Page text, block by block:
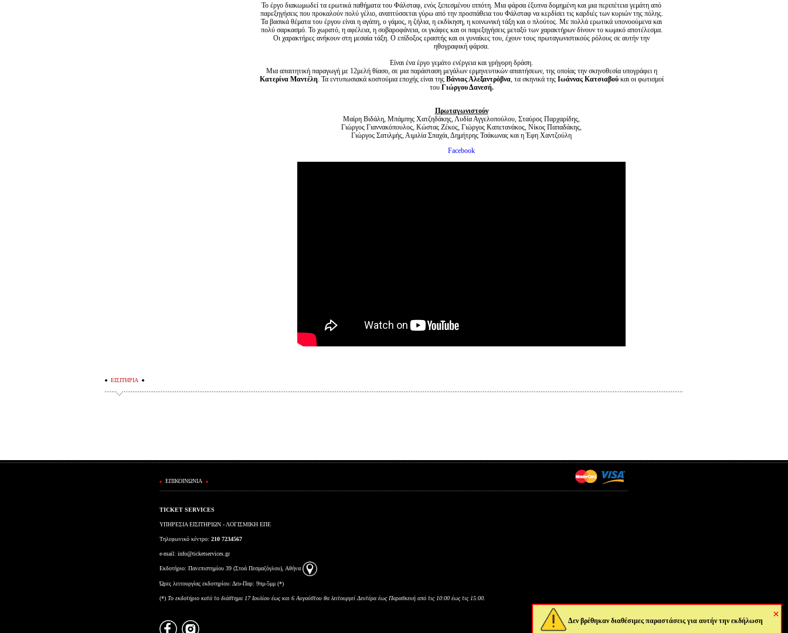
×
Δεν βρέθηκαν διαθέσιμες παραστάσεις για αυτήν την εκδήλωση
Το έργο διακωμωδεί τα ερωτικά παθήματα του Φάλσταφ, ενός ξεπεσμένου ιππότη. Μια φάρσα έξυπνα δομημένη και μια περιπέτεια γεμάτη από
παρεξηγήσεις που προκαλούν πολύ γέλιο, αναπτύσσεται γύρω από την προσπάθεια του Φάλσταφ να κερδίσει τις καρδιές των κυριών της πόλης.
Τα βασικά θέματα του έργου είναι η αγάπη, ο γάμος, η ζήλια, η εκδίκηση, η κοινωνική τάξη και ο πλούτος. Με πολλά ερωτικά υπονοούμενα και
πολύ σαρκασμό. Το χωρατό, η αφέλεια, η σοβαροφάνεια, οι γκάφες και οι παρεξηγήσεις μεταξύ των χαρακτήρων δίνουν το κωμικό αποτέλεσμα.
Οι χαρακτήρες ανήκουν στη μεσαία τάξη. Ο επίδοξος εραστής και οι γυναίκες του, έχουν τους πρωταγωνιστικούς ρόλους σε αυτήν την
ηθογραφική φάρσα.
Είναι ένα έργο γεμάτο ενέργεια και γρήγορη δράση.
Μια απαιτητική παραγωγή με 12μελή θίασο, σε μια παράσταση μεγάλων ερμηνευτικών απαιτήσεων, της οποίας την σκηνοθεσία υπογράφει η
Κατερίνα Μαντέλη. Τα εντυπωσιακά κοστούμια εποχής είναι της Βάνιας Αλεξαντρόβνα, τα σκηνικά της Ιωάννας Κατσιαβούκαι οι φωτισμοί
του Γιώργου Δανεσή.
Πρωταγωνιστούν
Μαίρη Βιδάλη, Μπάμπης Χατζηδάκης, Λυδία Αγγελοπούλου, Σταύρος Παρχαρίδης,
Γιώργος Γιαννακόπουλος, Κώστας Ζέκος, Γιώργος Καπετανάκος, Νίκος Παπαδάκης,
Γιώργος Σατιλμής, Αιμιλία Σπαχάι, Δημήτρης Τσάκωνας και η Έφη Χαντζούλη
Facebook
ΕΙΣΙΤΗΡΙΑ
ΕΠΙΚΟΙΝΩΝΙΑ
TICKET SERVICES
ΥΠΗΡΕΣΙΑ ΕΙΣΙΤΗΡΙΩΝ - ΛΟΓΙΣΜΙΚΗ ΕΠΕ
Τηλεφωνικό κέντρο: 210 7234567
e-mail: info@ticketservices.gr
Εκδοτήριο: Πανεπιστημίου 39 (Στοά Πεσμαζόγλου), Αθήνα
Ώρες λειτουργίας εκδοτηρίου: Δευ-Παρ: 9πμ-5μμ (*)
(*) To εκδοτήριο κατά το διάστημα 17 Ιουλίου έως και 6 Αυγούστου θα λειτουργεί Δευτέρα έως Παρασκευή από τις 10:00 έως τις 15:00.